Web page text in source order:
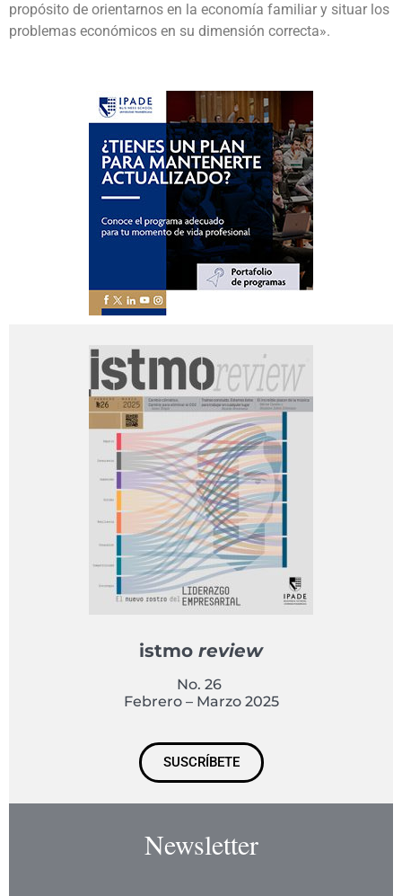
propósito de orientarnos en la economía familiar y situar los
problemas económicos en su dimensión correcta».
istmo review
No. 26
Febrero – Marzo 2025
SUSCRÍBETE
Newsletter